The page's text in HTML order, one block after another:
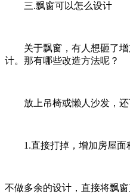
三.飘窗可以怎么设计
关于飘窗，有人想砸了增
计。那有哪些改造方法呢？
放上吊椅或懒人沙发，还
1.直接打掉，增加房屋面
不做多余的设计，直接将飘